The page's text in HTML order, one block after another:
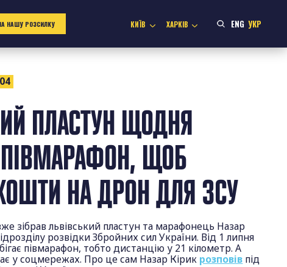
НАШУ РОЗСИЛКУ КИЇВ ХАРКІВ ENG УКР
ПЛАСТУН ЩОДНЯ
ПІВМАРАФОН, ЩОБ
НА ДРОН ДЛЯ ЗСУ
зібрав львівський пластун та марафонець Назар
розвідки Збройних сил України. Від 1 липня
півмарафон, тобто дистанцію у 21 кілометр. А
у соцмережах. Про це сам Назар Кірик розповів під